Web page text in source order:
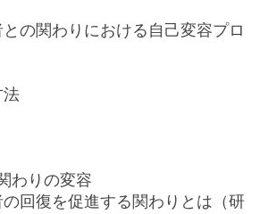
の関わりにおける自己変容プロ
わりの変容
回復を促進する関わりとは（研